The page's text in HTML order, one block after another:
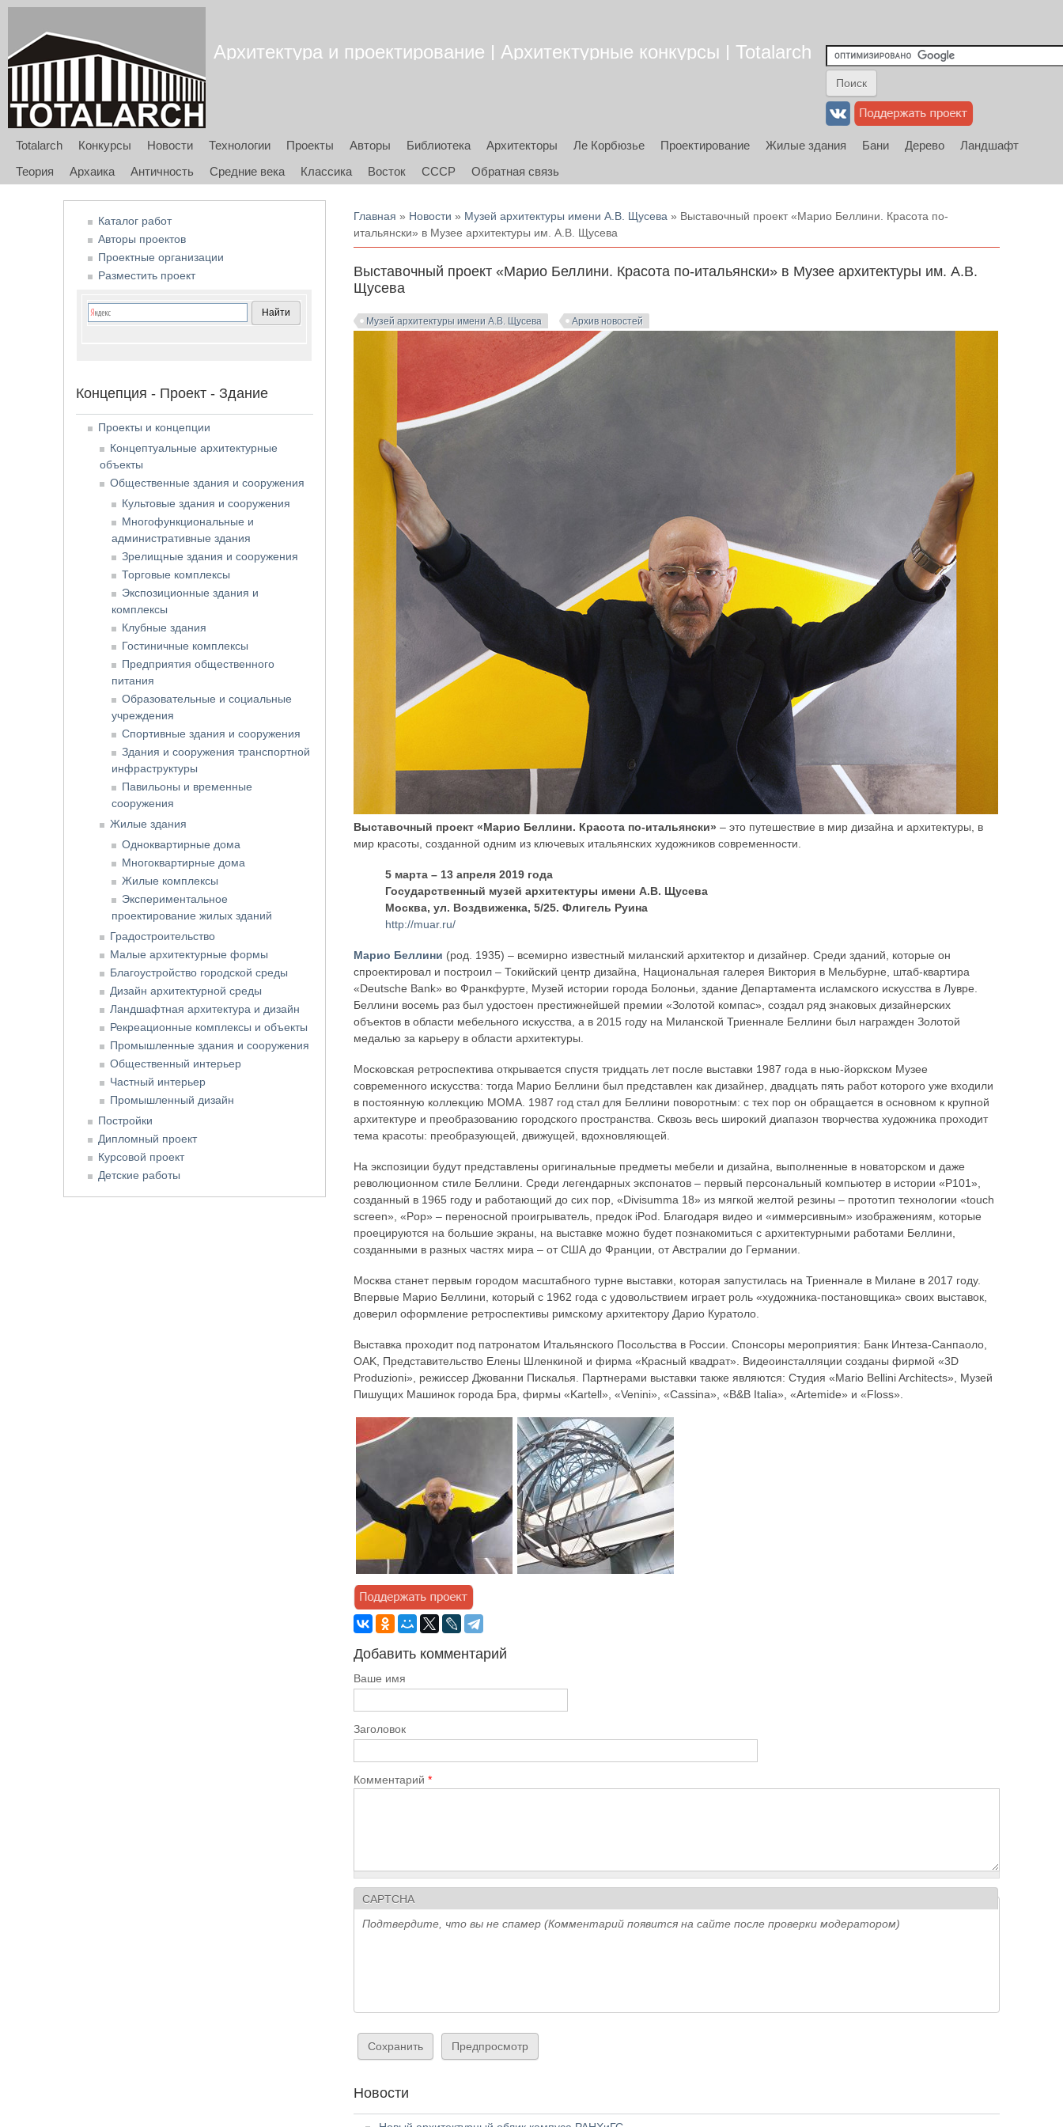
Архитектура и проектирование | Архитектурные конкурсы | Totalarch
Totalarch Конкурсы Новости Технологии Проекты Авторы Библиотека Архитекторы Ле Корбюзье Проектирование Жилые здания Бани Дерево
Ландшафт
Теория
Архаика Античность Средние века Классика Восток СССР Обратная связь
Вы здесь
Главная » Новости » Музей архитектуры имени А.В. Щусева » Выставочный проект «Марио Беллини. Красота по-
итальянски» в Музее архитектуры им. А.В. Щусева
Выставочный проект «Марио Беллини. Красота по-итальянски» в Музее архитектуры им. А.В.
Щусева
Музей архитектуры имени А.В. Щусева Архив новостей
Выставочный проект «Марио Беллини. Красота по-итальянски» – это путешествие в мир дизайна и архитектуры, в
мир красоты, созданной одним из ключевых итальянских художников современности.
5 марта – 13 апреля 2019 года
Государственный музей архитектуры имени А.В. Щусева
Москва, ул. Воздвиженка, 5/25. Флигель Руина
http://muar.ru/
Марио Беллини (род. 1935) – всемирно известный миланский архитектор и дизайнер. Среди зданий, которые он
спроектировал и построил – Токийский центр дизайна, Национальная галерея Виктория в Мельбурне, штаб-квартира
«Deutsche Bank» во Франкфурте, Музей истории города Болоньи, здание Департамента исламского искусства в Лувре.
Беллини восемь раз был удостоен престижнейшей премии «Золотой компас», создал ряд знаковых дизайнерских
объектов в области мебельного искусства, а в 2015 году на Миланской Триеннале Беллини был награжден Золотой
медалью за карьеру в области архитектуры.
Московская ретроспектива открывается спустя тридцать лет после выставки 1987 года в нью-йоркском Музее
современного искусства: тогда Марио Беллини был представлен как дизайнер, двадцать пять работ которого уже входили
в постоянную коллекцию МОМА. 1987 год стал для Беллини поворотным: с тех пор он обращается в основном к крупной
архитектуре и преобразованию городского пространства. Сквозь весь широкий диапазон творчества художника проходит
тема красоты: преобразующей, движущей, вдохновляющей.
На экспозиции будут представлены оригинальные предметы мебели и дизайна, выполненные в новаторском и даже
революционном стиле Беллини. Среди легендарных экспонатов – первый персональный компьютер в истории «P101»,
созданный в 1965 году и работающий до сих пор, «Divisumma 18» из мягкой желтой резины – прототип технологии «touch
screen», «Pop» – переносной проигрыватель, предок iPod. Благодаря видео и «иммерсивным» изображениям, которые
проецируются на большие экраны, на выставке можно будет познакомиться с архитектурными работами Беллини,
созданными в разных частях мира – от США до Франции, от Австралии до Германии.
Москва станет первым городом масштабного турне выставки, которая запустилась на Триеннале в Милане в 2017 году.
Впервые Марио Беллини, который с 1962 года с удовольствием играет роль «художника-постановщика» своих выставок,
доверил оформление ретроспективы римскому архитектору Дарио Куратоло.
Выставка проходит под патронатом Итальянского Посольства в России. Спонсоры мероприятия: Банк Интеза-Санпаоло,
OAK, Представительство Елены Шленкиной и фирма «Красный квадрат». Видеоинсталляции созданы фирмой «3D
Produzioni», режиссер Джованни Пискалья. Партнерами выставки также являются: Студия «Mario Bellini Architects», Музей
Пишущих Машинок города Бра, фирмы «Kartell», «Venini», «Cassina», «B&B Italia», «Artemide» и «Floss».
Добавить комментарий
Ваше имя
Заголовок
Комментарий*
CAPTCHA
Подтвердите, что вы не спамер (Комментарий появится на сайте после проверки модератором)
Новости
Каталог работ
Авторы проектов
Проектные организации
Разместить проект
Концепция - Проект - Здание
Проекты и концепции
Концептуальные архитектурные
объекты
Общественные здания и сооружения
Культовые здания и сооружения
Многофункциональные и
административные здания
Зрелищные здания и сооружения
Торговые комплексы
Экспозиционные здания и
комплексы
Клубные здания
Гостиничные комплексы
Предприятия общественного
питания
Образовательные и социальные
учреждения
Спортивные здания и сооружения
Здания и сооружения транспортной
инфраструктуры
Павильоны и временные
сооружения
Жилые здания
Одноквартирные дома
Многоквартирные дома
Жилые комплексы
Экспериментальное
проектирование жилых зданий
Градостроительство
Малые архитектурные формы
Благоустройство городской среды
Дизайн архитектурной среды
Ландшафтная архитектура и дизайн
Рекреационные комплексы и объекты
Промышленные здания и сооружения
Общественный интерьер
Частный интерьер
Промышленный дизайн
Постройки
Дипломный проект
Курсовой проект
Детские работы